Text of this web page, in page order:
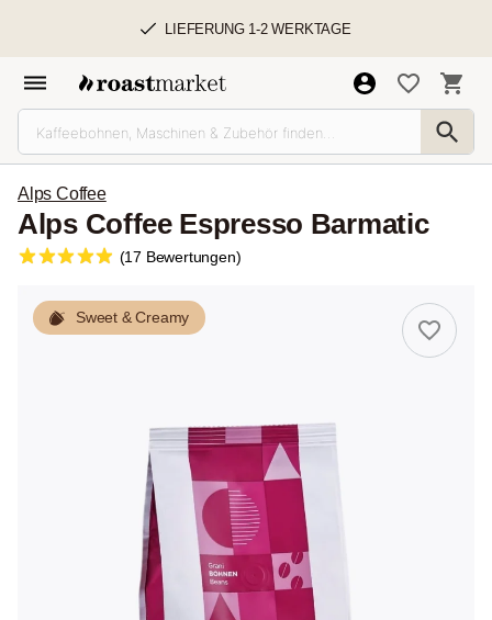
LIEFERUNG 1-2 WERKTAGE
Alps Coffee
Alps Coffee Espresso Barmatic
(17 Bewertungen)
Sweet & Creamy